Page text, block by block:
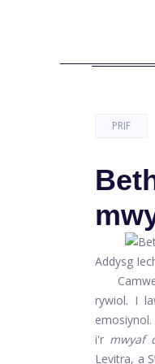
PRIF
Addysg
rywiol. I
i'r mwyaf
Levitra, a